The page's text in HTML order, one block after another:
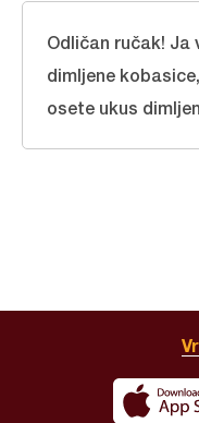
Odličan ručak! Ja
dimljene
osete ukus